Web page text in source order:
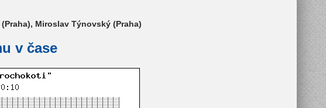
Miroslav Týnovský (Praha)
v čase